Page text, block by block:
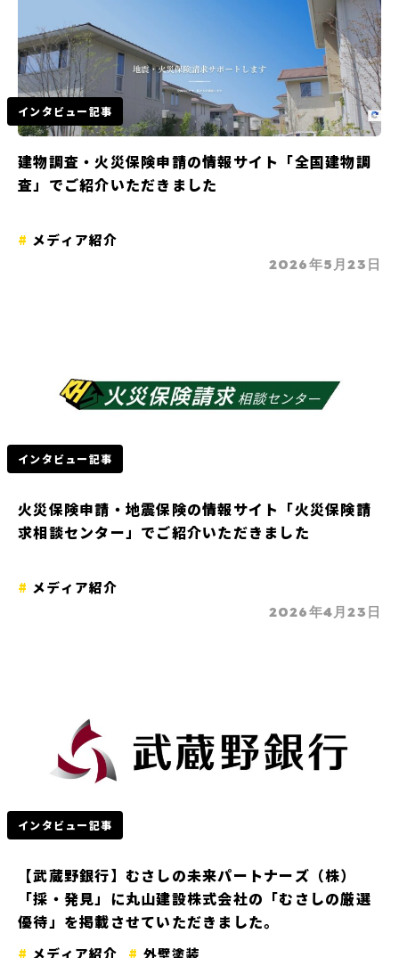
インタビュー記事
建物調査・火災保険申請の情報サイト「全国建物調
査」でご紹介いただきました
メディア紹介
2026年5月23日
インタビュー記事
火災保険申請・地震保険の情報サイト「火災保険請
求相談センター」でご紹介いただきました
メディア紹介
2026年4月23日
インタビュー記事
【武蔵野銀行】むさしの未来パートナーズ（株）
「採・発見」に丸山建設株式会社の「むさしの厳選
優待」を掲載させていただきました。
メディア紹介 外壁塗装